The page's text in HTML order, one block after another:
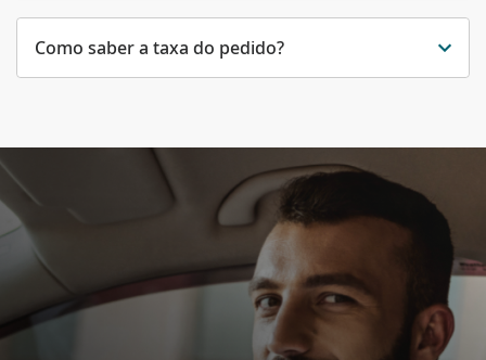
Como saber a taxa do pedido?